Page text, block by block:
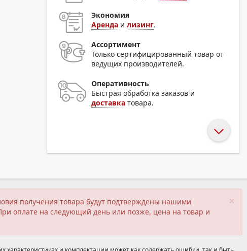
Экономия
Аренда илизинг.
Ассортимент
Только сертифицированный товар от
ведущих производителей.
Оперативность
Быстрая обработка заказов и
доставка товара.
×
получения товара будут подтверждены нашими
оплате на следующий день или позже, цена на товар и